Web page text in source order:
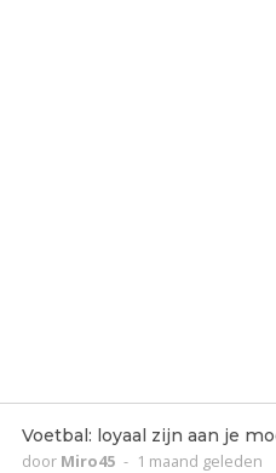
Voetbal: loyaal zijn aan je
door Miro45 - 1 maand geleden